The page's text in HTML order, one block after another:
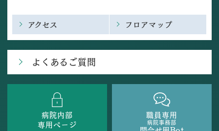
アクセス フロアマップ
よくあるご質問
病院内部
専用ページ
職員専用
病院事務部